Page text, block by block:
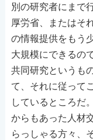
別の研究者にまで
厚労省、またはそ
の情報提供をもう
大規模にできるの
共同研究というも
て、それに従って
しているところだ
からもあった人材
らっしゃる方々、